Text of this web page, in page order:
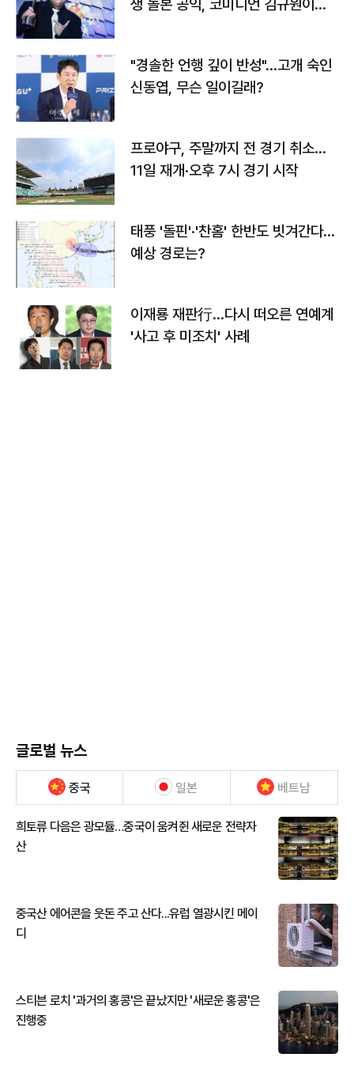
생 돌본 공익, 코미디언 김규원이었
"경솔한 언행 깊이 반성"…고개 숙인
신동엽, 무슨 일이길래?
프로야구, 주말까지 전 경기 취소…
11일 재개·오후 7시 경기 시작
태풍 '돌핀'·'찬홈' 한반도 빗겨간다…
예상 경로는?
이재룡 재판行…다시 떠오른 연예계
'사고 후 미조치' 사례
글로벌 뉴스
중국 일본 베트남
희토류 다음은 광모듈…중국이 움켜쥔 새로운 전략자
산
중국산 에어콘을 웃돈 주고 산다...유럽 열광시킨 메이
디
스티븐 로치 '과거의 홍콩'은 끝났지만 '새로운 홍콩'은
진행중